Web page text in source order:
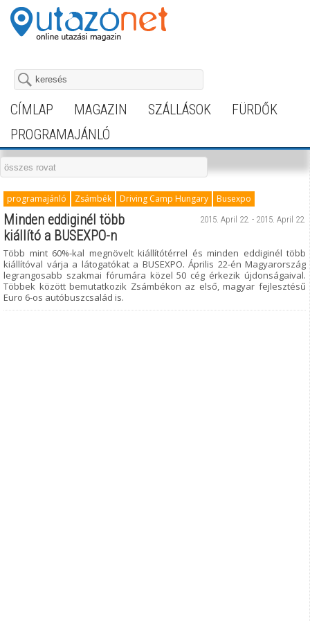
CÍMLAP MAGAZIN SZÁLLÁSOK
FÜRDŐK
PROGRAMAJÁNLÓ
programajánló Zsámbék Driving Camp Hungary Busexpo
2015. April 22. - 2015. April 22.
Minden eddiginél több
kiállító a BUSEXPO-n
Több mint 60%-kal megnövelt kiállítótérrel és minden eddiginél több
kiállítóval várja a látogatókat a BUSEXPO. Április 22-én Magyarország
legrangosabb szakmai fórumára közel 50 cég érkezik újdonságaival.
Többek között bemutatkozik Zsámbékon az első, magyar fejlesztésű
Euro 6-os autóbuszcsalád is.